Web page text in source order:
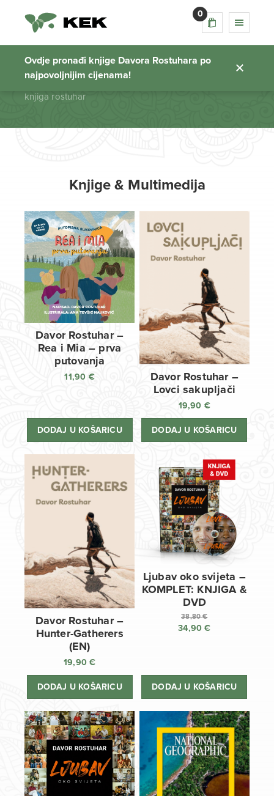
0
Ovdje pronađi knjige Davora Rostuhara po
najpovoljnijim cijenama!
knjiga rostuhar
Početna stranica
knjiga rostuhar
Knjige & Multimedija
Davor Rostuhar –
Rea i Mia – prva
putovanja
11,90 €
DODAJ U KOŠARICU
Davor Rostuhar –
Lovci sakupljači
19,90 €
DODAJ U KOŠARICU
Davor Rostuhar –
Hunter-Gatherers
(EN)
19,90€
DODAJ U KOŠARICU
Ljubav oko svijeta –
KOMPLET: KNJIGA &
DVD
38,80€
Izvorna
38,80 €.
34,90€
34,90 €.
DODAJ U KOŠARICU